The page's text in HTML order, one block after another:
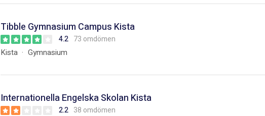
Tibble Gymnasium Campus Kista
4.2 73 omdömen
Kista Gymnasium
Internationella Engelska Skolan Kista
2.2 38 omdömen